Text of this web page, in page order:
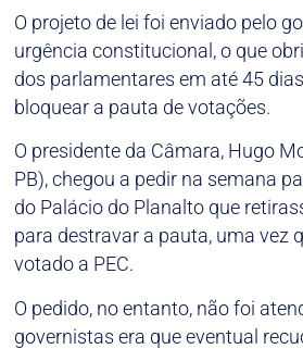
O projeto de lei foi enviado pelo
urgência constitucional, o que
dos parlamentares em até 45
bloquear a pauta de votações.
O presidente da Câmara, Hugo
PB), chegou a pedir na semana
do Palácio do Planalto que
para destravar a pauta, uma vez
votado a PEC.
O pedido, no entanto, não foi
governistas era que eventual